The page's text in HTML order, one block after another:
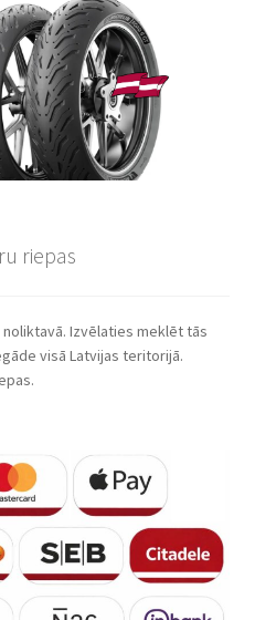
riepas
Izvēlaties meklēt tās
visā Latvijas teritorijā.